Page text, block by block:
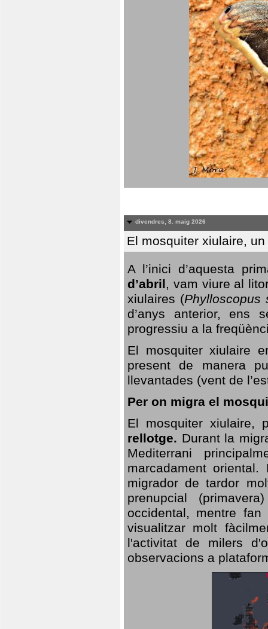
divendres, 8. maig 2026
El mosquiter xiulaire,
A l’inici d’aquesta
d’abril, vam viure al
xiulaires (Phylloscopus
d’anys anterior, ens
progressiu a la
El mosquiter xiulaire
present de manera
llevantades (vent de
Per on migra el
El mosquiter xiulaire,
rellotge. Durant la
Mediterrani
marcadament
migrador de tardor
prenupcial
occidental, mentre
visualitzar molt
l'activitat de milers
observacions a